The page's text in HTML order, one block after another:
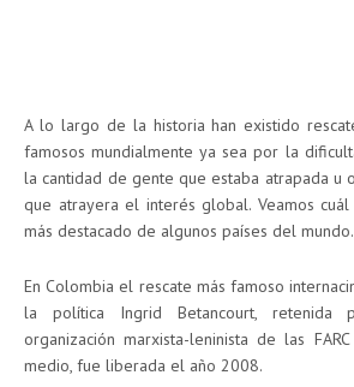
A lo largo de la historia han existido
famosos mundialmente ya sea por la
la cantidad de gente que estaba atrapada u
que atrayera el interés global. Veamos
más destacado de algunos países del mundo.
En Colombia el rescate más famoso
la política Ingrid Betancourt,
organización marxista-leninista de las
medio, fue liberada el año 2008.